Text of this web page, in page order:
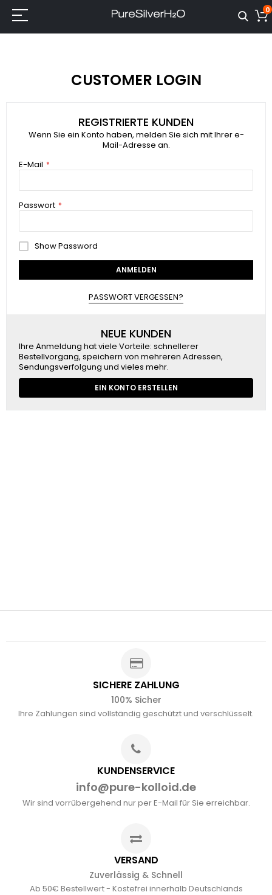
0
CUSTOMER LOGIN
REGISTRIERTE KUNDEN
Wenn Sie ein Konto haben, melden Sie sich mit Ihrer e-
Mail-Adresse an.
E-Mail
Passwort
Show Password
ANMELDEN
PASSWORT VERGESSEN?
NEUE KUNDEN
Ihre Anmeldung hat viele Vorteile: schnellerer
Bestellvorgang, speichern von mehreren Adressen,
Sendungsverfolgung und vieles mehr.
EIN KONTO ERSTELLEN
SICHERE ZAHLUNG
100% Sicher
Ihre Zahlungen sind vollständig geschützt und verschlüsselt.
KUNDENSERVICE
info@pure-kolloid.de
Wir sind vorrübergehend nur per E-Mail für Sie erreichbar.
VERSAND
Zuverlässig & Schnell
Ab 50€ Bestellwert - Kostefrei innerhalb Deutschlands